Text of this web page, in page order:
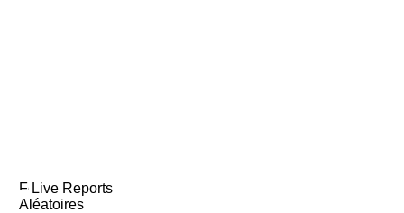
Live Reports
Aléatoires